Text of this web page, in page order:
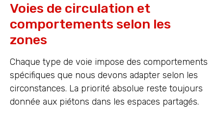
Voies de circulation et
comportements selon les
zones
Chaque type de voie impose des comportements
spécifiques que nous devons adapter selon les
circonstances. La priorité absolue reste toujours
donnée aux piétons dans les espaces partagés.